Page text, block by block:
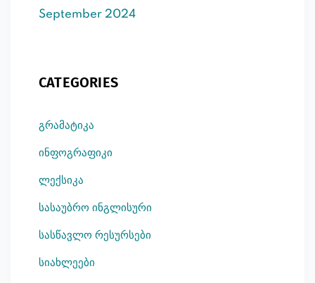
September 2024
CATEGORIES
გრამატიკა
ინფოგრაფიკი
ლექსიკა
სასაუბრო ინგლისური
სასწავლო რესურსები
სიახლეები